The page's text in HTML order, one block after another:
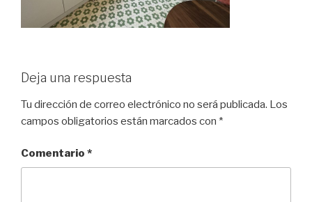
Deja una respuesta
Tu dirección de correo electrónico no será publicada. Los
campos obligatorios están marcados con *
Comentario *